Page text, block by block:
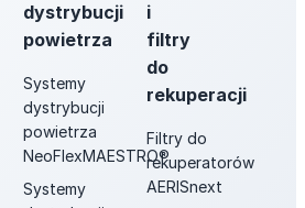
dystrybucji
powietrza
Systemy
dystrybucji
powietrza
NeoFlexMAESTRO®
Systemy
i
filtry
do
rekuperacji
Filtry do
rekuperatorów
AERISnext